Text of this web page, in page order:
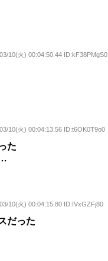
10(火) 00:04:50.44 ID:kF38PMgS0
10(火) 00:04:13.56 ID:t6OK0T9o0
た
10(火) 00:04:15.80 ID:IVxGZFj80
だった